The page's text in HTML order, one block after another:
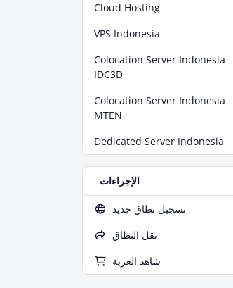
Cloud Hosting
VPS Indonesia
Colocation Server Indonesia
IDC3D
Colocation Server Indonesia
MTEN
Dedicated Server Indonesia
الإجراءات
تسجيل نطاق جديد
نقل النطاق
شاهد العربة